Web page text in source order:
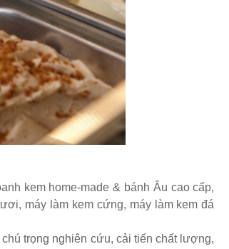
kem home-made & bánh Âu cao cấp,
máy làm kem cứng, máy làm kem đá
trọng nghiên cứu, cải tiến chất lượng,